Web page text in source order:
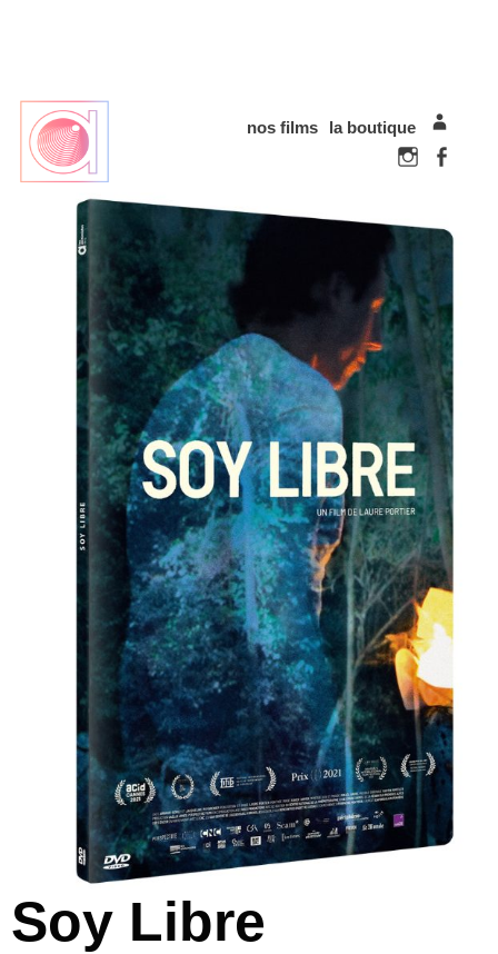
nos films la boutique
mon
Instagram
Soy Libre